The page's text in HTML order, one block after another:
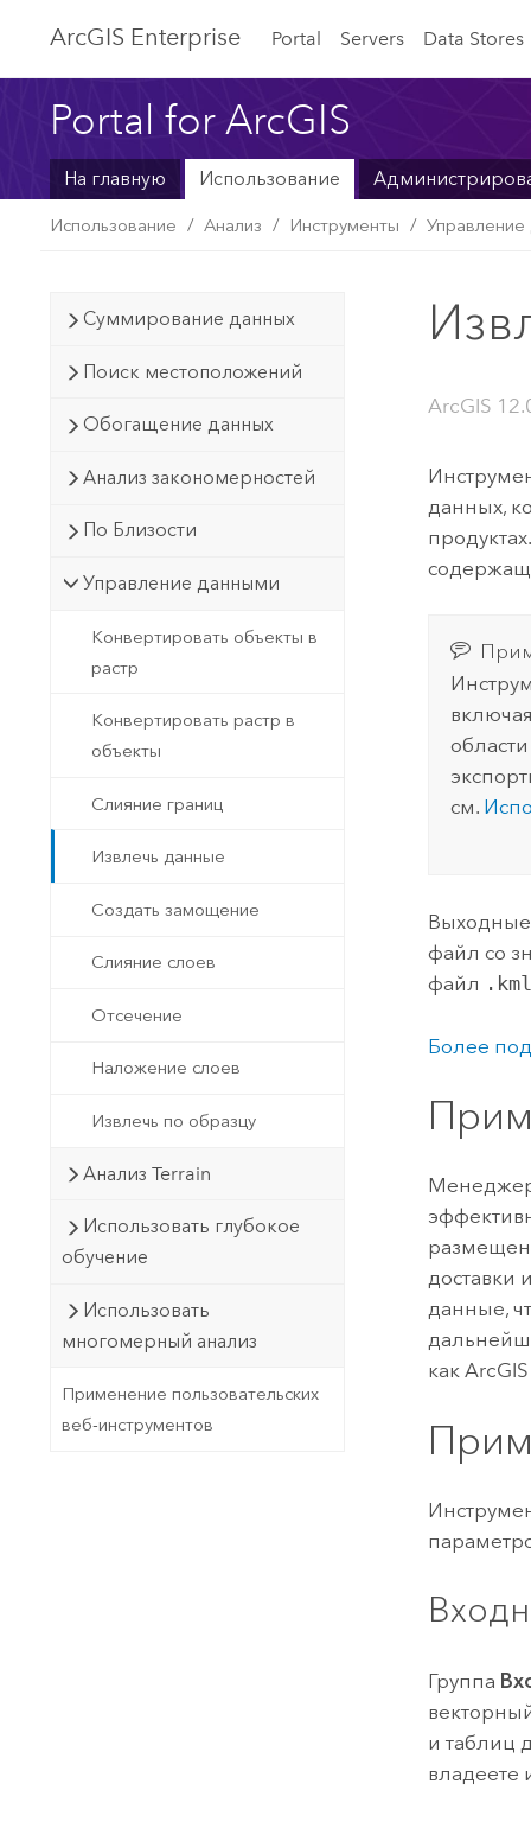
ArcGIS Enterprise Portal Servers Data Stores
Portal for ArcGIS
На главную Использование
Использование Анализ Инструменты
Суммирование данных
Поиск местоположений
Обогащение данных
Анализ закономерностей
По Близости
Управление данными
Конвертировать объекты в
растр
Конвертировать растр в
объекты
Слияние границ
Извлечь данные
Создать замощение
Слияние слоев
Отсечение
Наложение слоев
Извлечь по образцу
Анализ Terrain
Использовать глубокое
обучение
Использовать
многомерный анализ
Применение пользовательских
веб-инструментов
ArcGIS
данных,
см.
файл со
файл
Более
доставки
данные,
как
Группа
и таблиц
владеете